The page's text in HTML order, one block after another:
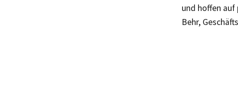
und hoffen
Behr,